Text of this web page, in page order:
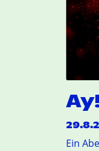
Ein